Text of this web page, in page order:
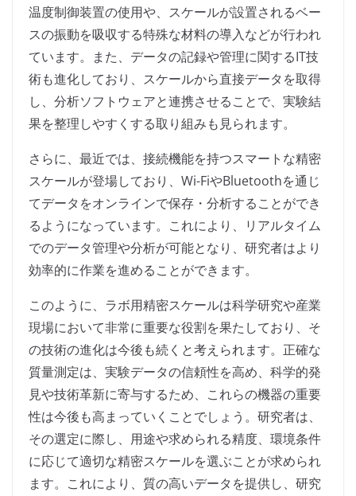
温度制御装置の使用や、スケールが設置されるベー
スの振動を吸収する特殊な材料の導入などが行われ
ています。また、データの記録や管理に関するIT技
術も進化しており、スケールから直接データを取得
し、分析ソフトウェアと連携させることで、実験結
果を整理しやすくする取り組みも見られます。
さらに、最近では、接続機能を持つスマートな精密
スケールが登場しており、Wi-FiやBluetoothを通じ
てデータをオンラインで保存・分析することができ
るようになっています。これにより、リアルタイム
でのデータ管理や分析が可能となり、研究者はより
効率的に作業を進めることができます。
このように、ラボ用精密スケールは科学研究や産業
現場において非常に重要な役割を果たしており、そ
の技術の進化は今後も続くと考えられます。正確な
質量測定は、実験データの信頼性を高め、科学的発
見や技術革新に寄与するため、これらの機器の重要
性は今後も高まっていくことでしょう。研究者は、
その選定に際し、用途や求められる精度、環境条件
に応じて適切な精密スケールを選ぶことが求められ
ます。これにより、質の高いデータを提供し、研究